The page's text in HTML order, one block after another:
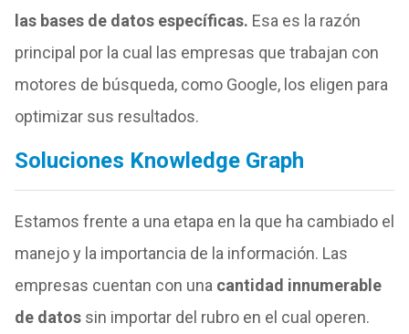
las bases de datos específicas. Esa es la razón
principal por la cual las empresas que trabajan con
motores de búsqueda, como Google, los eligen para
optimizar sus resultados.
Soluciones Knowledge Graph
Estamos frente a una etapa en la que ha cambiado el
manejo y la importancia de la información. Las
empresas cuentan con una cantidad innumerable
de datossin importar del rubro en el cual operen.